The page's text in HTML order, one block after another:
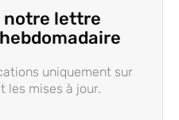
notre lettre
uniquement sur
les mises à jour.